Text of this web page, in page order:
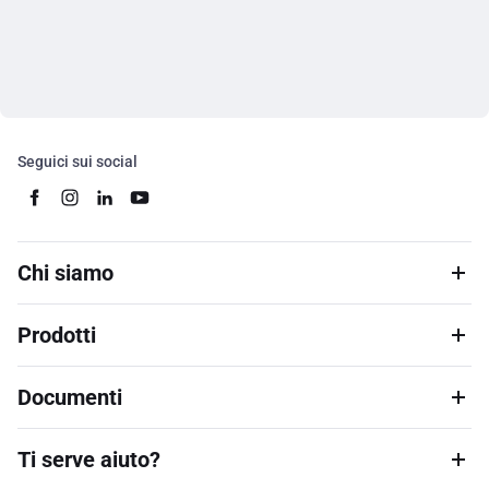
Seguici sui social
Chi siamo
Prodotti
Documenti
Ti serve aiuto?